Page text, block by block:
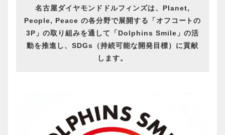
名古屋ダイヤモンドドルフィンズは、Planet,
People, Peace の各分野で展開する「オフコートの
3P」の取り組みを通して「Dolphins Smile」の活
動を推進し、SDGs（持続可能な開発目標）に貢献
します。